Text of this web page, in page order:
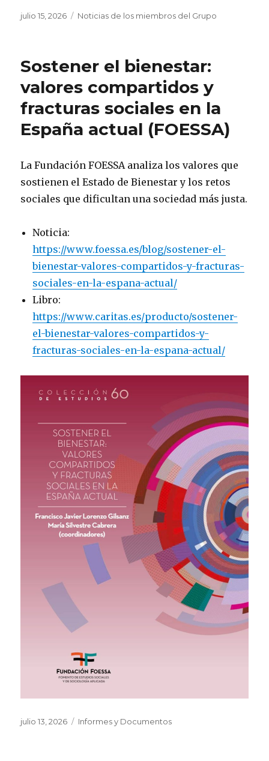
Publicado
julio 15, 2026 Categorías
Noticias de los miembros del Grupo
Sostener el bienestar:
valores compartidos y
fracturas sociales en la
España actual (FOESSA)
La Fundación FOESSA analiza los valores que
sostienen el Estado de Bienestar y los retos
sociales que dificultan una sociedad más justa.
Noticia:
https://www.foessa.es/blog/sostener-el-
bienestar-valores-compartidos-y-fracturas-
sociales-en-la-espana-actual/
Libro:
https://www.caritas.es/producto/sostener-
el-bienestar-valores-compartidos-y-
fracturas-sociales-en-la-espana-actual/
Publicado
julio 13, 2026 Categorías
Informes y Documentos